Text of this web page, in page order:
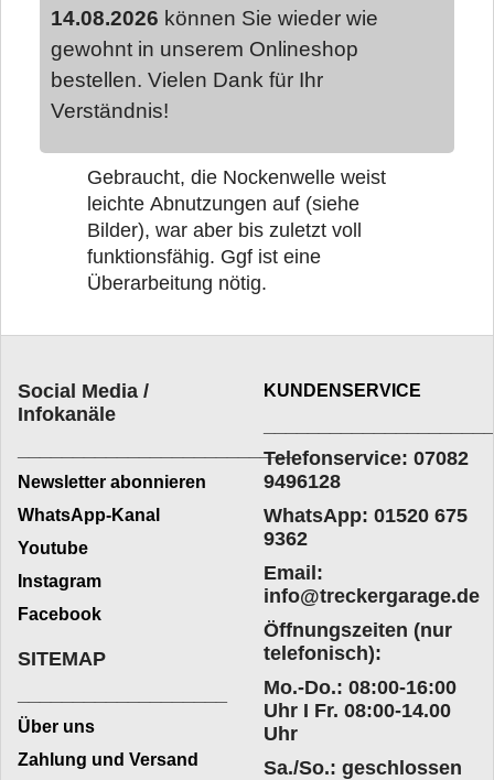
14.08.2026 können Sie wieder wie
gewohnt in unserem Onlineshop
bestellen. Vielen Dank für Ihr
Verständnis!
Gebraucht, die Nockenwelle weist
leichte Abnutzungen auf (siehe
Bilder), war aber bis zuletzt voll
funktionsfähig. Ggf ist eine
Überarbeitung nötig.
Social Media /
Infokanäle
_________________________
Newsletter abonnieren
WhatsApp-Kanal
Youtube
Instagram
Facebook
KUNDENSERVICE
Telefonservice: 07082
9496128
WhatsApp: 01520 675
9362
Email:
info@treckergarage.de
Öffnungszeiten (nur
telefonisch):
Mo.-Do.: 08:00-16:00
Uhr I Fr. 08:00-14.00
Uhr
Sa./So.: geschlossen
SITEMAP
Über uns
Zahlung und Versand